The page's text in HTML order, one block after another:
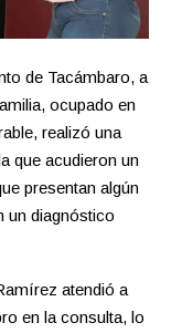
de Tacámbaro, a
ocupado en
realizó una
que acudieron un
presentan algún
un diagnóstico
atendió a
en la consulta, lo